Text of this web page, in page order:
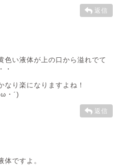
返信
色い液体が上の口から溢れでて
・
り楽になりますよね！
・´)ゞ
返信
体ですよ。